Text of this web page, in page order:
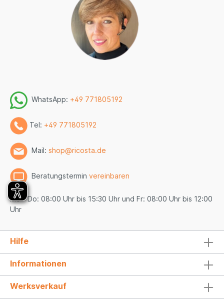
WhatsApp: +49 771805192
Tel: +49 771805192
Mail: shop@ricosta.de
Beratungstermin vereinbaren
Mo - Do: 08:00 Uhr bis 15:30 Uhr und Fr: 08:00 Uhr bis 12:00
Uhr
Hilfe
Informationen
Werksverkauf